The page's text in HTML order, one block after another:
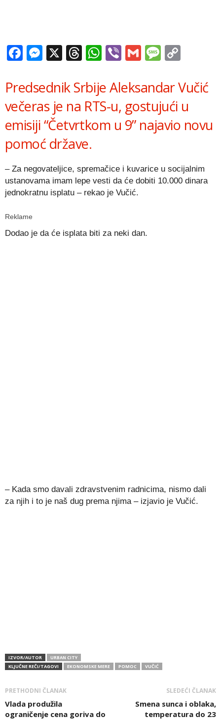
Facebook
Messenger
X Threads
WhatsApp
ViberGmail
Predsednik Srbije Aleksandar Vučić
večeras je na RTS-u, gostujući u
emisiji “Četvrtkom u 9” najavio novu
pomoć države.
– Za negovateljice, spremačice i kuvarice u socijalnim
ustanovama imam lepe vesti da će dobiti 10.000 dinara
jednokratnu isplatu – rekao je Vučić.
Reklame
Dodao je da će isplata biti za neki dan.
– Kada smo davali zdravstvenim radnicima, nismo dali
za njih i to je naš dug prema njima – izjavio je Vučić.
IZVOR/AUTOR
URBAN CITY
KLJUČNE REČI/TAGOVI
EKONOMSKE MERE POMOC VUČIĆ
PRETHODNI ČLANAK
Vlada produžila
ograničenje cena goriva do
SLEDEĆI ČLANAK
Smena sunca i oblaka,
temperatura do 23